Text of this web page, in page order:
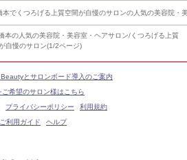
本の人気の美容院・美容室・ヘアサロン/くつろげる上質
自慢のサロン(1/2ページ)
でくつろげる上質空間が自慢のサロンの人気の美容院
とサロンボード導入のご案内
ご希望のサロン様はこちら
プライバシーポリシー
利用規約
ご利用ガイド
ヘルプ